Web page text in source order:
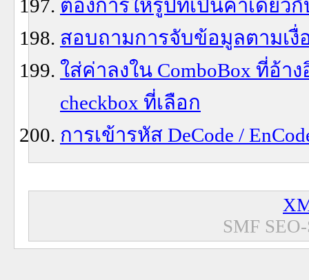
ต้องการให้รูปที่เป็นค่าเดียวกั
สอบถามการจับข้อมูลตามเงื่
ใส่ค่าลงใน ComboBox ที่อ้า
checkbox ที่เลือก
การเข้ารหัส DeCode /
SMF